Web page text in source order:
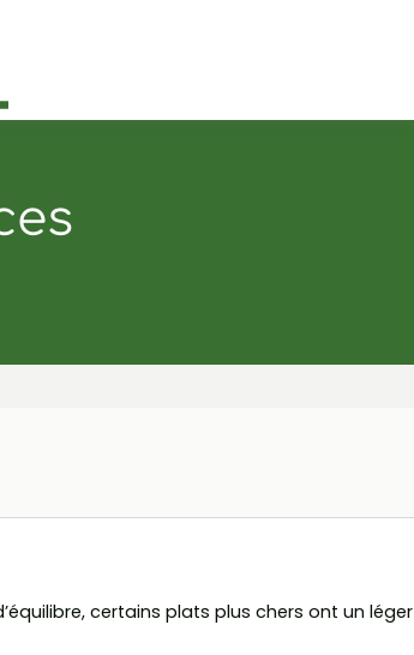
certains plats plus chers ont un léger